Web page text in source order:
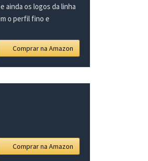
ainda os logos da linha
o perfil fino e
Comprar na Amazon
Comprar na Amazon